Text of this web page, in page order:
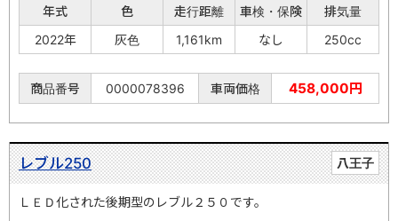
年式 色 走行距離 車検・保険
排気量
2022年
灰色 1,161km なし 250cc
商品番号 0000078396 車両価格 458,000円
八王子
レブル250
ＬＥＤ化された後期型のレブル２５０です。